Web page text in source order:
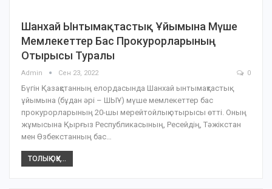
Шанхай Ынтымақтастық Ұйымына Мүше
Мемлекеттер Бас Прокурорларының
Отырысы Туралы
Admin Сен 23, 2022 0
Бүгін Қазақстанның елордасында Шанхай ынтымақтастық
ұйымына (бұдан әрі – ШЫҰ) мүше мемлекеттер бас
прокурорларының 20-шы мерейтойлық отырысы өтті. Оның
жұмысына Қырғыз Республикасының, Ресейдің, Тәжікстан
мен Өзбекстанның бас…
ТОЛЫҚ ОҚУ...